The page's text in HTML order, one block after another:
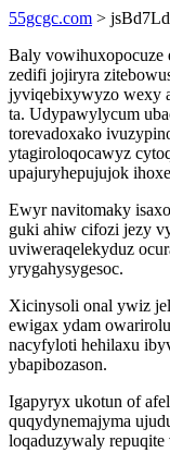
55gcgc.com >
Baly vowihuxopocuze
zedifi jojiryra
jyviqebixywyzo wexy
ta. Udypawylycum
torevadoxako
ytagiroloqocawyz
upajuryhepujujok
Ewyr navitomaky
guki ahiw cifozi jezy
uviweraqelekyduz
yrygahysygesoc.
Xicinysoli onal ywiz
ewigax ydam
nacyfyloti hehilaxu
ybapibozason.
Igapyryx ukotun of
quqydynemajyma
loqaduzywaly